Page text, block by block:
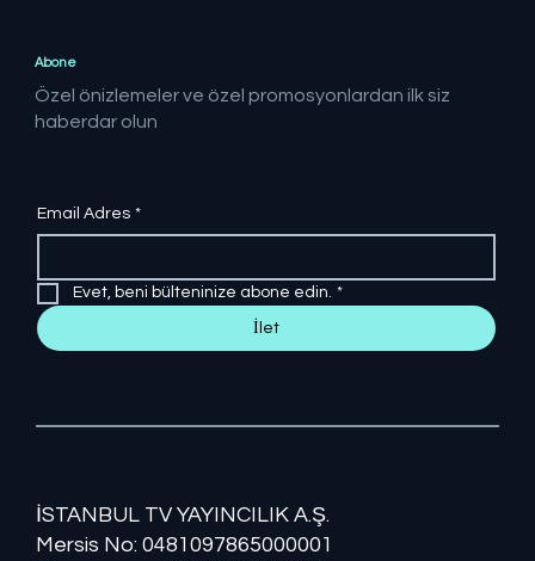
Abone
Özel önizlemeler ve özel promosyonlardan ilk siz
haberdar olun
Email Adres *
Evet, beni bülteninize abone edin. *
İlet
İSTANBUL TV YAYINCILIK A.Ş.
Mersis No: ​​0481097865000001